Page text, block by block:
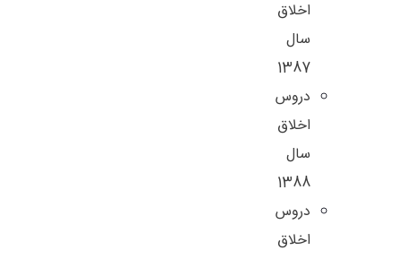
اخلاق
سال
1387
دروس
اخلاق
سال
1388
دروس
اخلاق